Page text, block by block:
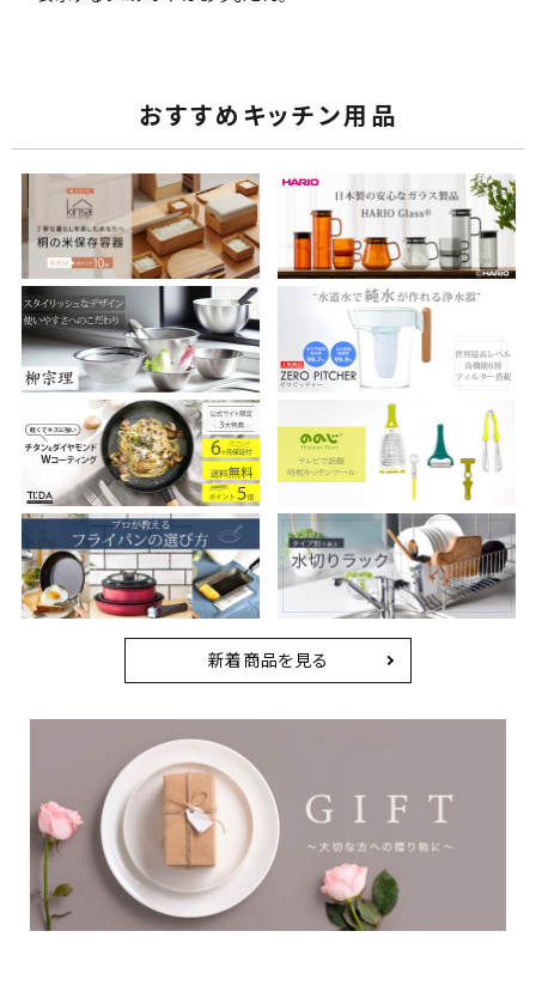
おすすめキッチン用品
新着商品を見る